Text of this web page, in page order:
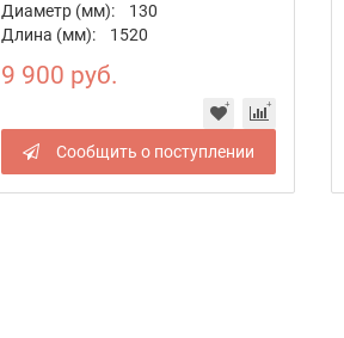
Диаметр (мм):
130
Длина (мм):
1520
9 900 руб.
Сообщить о поступлении